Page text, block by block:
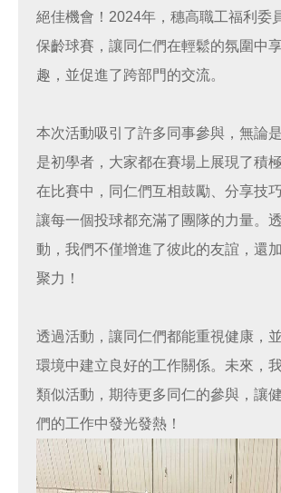
絕佳機會！2024年，穗高職工福利委
保齡球賽，讓同仁們在輕鬆的氛圍中
趣，並促進了跨部門的交流。
本次活動吸引了許多同事參與，無論
是初學者，大家都在賽場上展現了積
在比賽中，同仁們互相鼓勵、分享技
讓每一個投球都充滿了團隊的力量。
動，我們不僅增進了彼此的友誼，還
聚力！
透過活動，讓同仁們都能重視健康，
環境中建立良好的工作關係。未來，
類似活動，期待更多同仁的參與，讓
們的工作中發光發熱！